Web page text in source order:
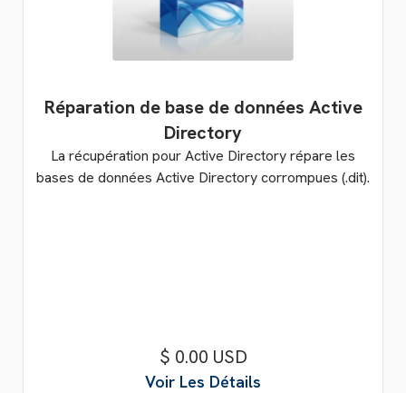
Réparation de base de données Active
Directory
La récupération pour Active Directory répare les
bases de données Active Directory corrompues (.dit).
$ 0.00 USD
Voir Les Détails